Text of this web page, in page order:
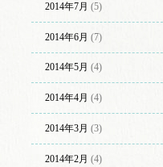
2014年7月 (5)
2014年6月 (7)
2014年5月 (4)
2014年4月 (4)
2014年3月 (3)
2014年2月 (4)